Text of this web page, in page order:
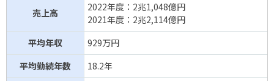
売上高
2022年度：2兆1,048億円
2021年度：2兆2,114億円
平均年収
929万円
平均勤続年数
18.2年